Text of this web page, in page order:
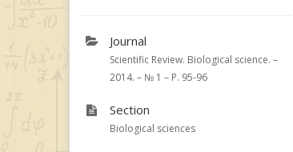
Journal
Scientific Review. Biological science. –
2014. – № 1 – P. 95-96
Section
Biological sciences